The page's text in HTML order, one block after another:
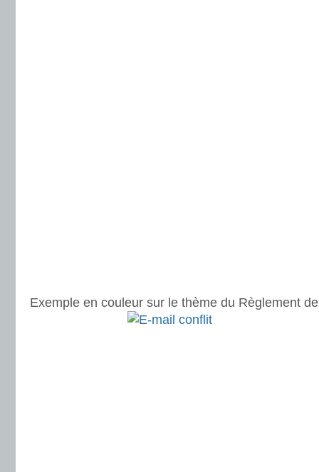
Exemple en couleur sur le thème du Règlement